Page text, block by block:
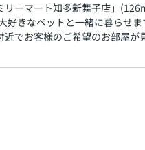
リーマート知多新舞子店」
好きなペットと一緒に暮らせ
近でお客様のご希望のお部屋